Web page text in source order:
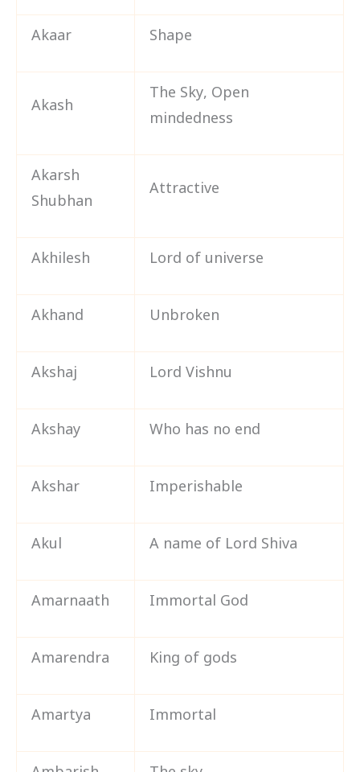
Akaar Shape
Akash
The Sky, Open
mindedness
Akarsh
Shubhan
Attractive
Akhilesh Lord of universe
Akhand Unbroken
Akshaj Lord Vishnu
Akshay Who has no end
Akshar Imperishable
Akul A name of Lord Shiva
Amarnaath Immortal God
Amarendra King of gods
Amartya Immortal